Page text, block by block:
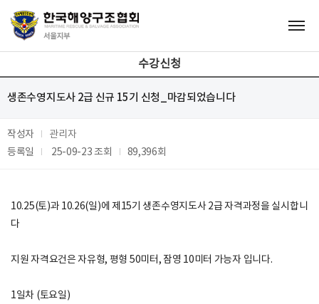
수강신청
생존수영지도사 2급 신규 15기 신청_마감되었습니다
작성자
관리자
등록일
25-09-23조회 89,396회
10.25(토)과 10.26(일)에 제15기 생존수영지도사 2급 자격과정을 실시합니
다
지원 자격요건은 자유형, 평형 50미터, 잠영 10미터 가능자 입니다.
1일차 (토요일)